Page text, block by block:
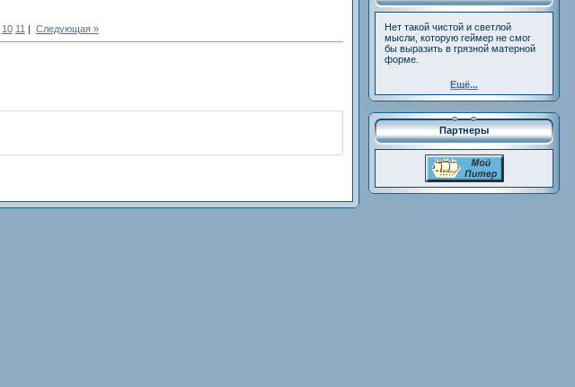
10 11 | Следующая »
Нет такой чистой и светлой
мысли, которую геймер не смог
бы выразить в грязной матерной
форме.
Ещё...
Партнеры